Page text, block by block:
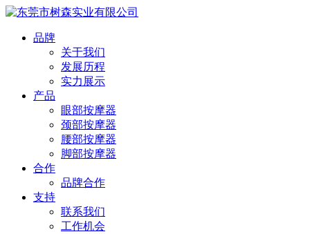
品牌
关于我们
发展历程
实力展示
产品
眼部按摩器
颈部按摩器
腰部按摩器
脚部按摩器
合作
品牌合作
支持
联系我们
工作机会